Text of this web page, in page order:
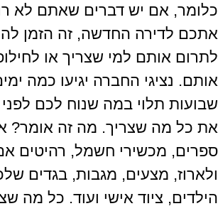
כלומר, אם יש דברים שאתם לא
אתכם לדירה החדשה, זה הזמן
לתרום אותם למי שצריך או
אותם. נציגי החברה יגיעו כמה
שבועות תלוי במה שנוח לכם לפני
את כל מה שצריך. מה זה אומר?
ספרים, מכשירי חשמל, רהיטים
ולארוז, מצעים, מגבות, בגדים
הילדים, ציוד אישי ועוד. כל מה